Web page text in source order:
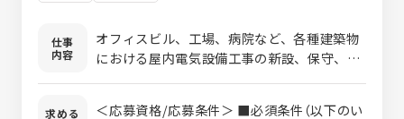
仕事
内容
オフィスビル、工場、病院など、各種建築物
における屋内電気設備工事の新設、保守、改
求める
＜応募資格/応募条件＞ ■必須条件（以下のい